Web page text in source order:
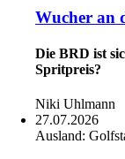
Wucher an
Die BRD ist
Spritpreis?
Niki Uhlmann
27.07.2026
Ausland: